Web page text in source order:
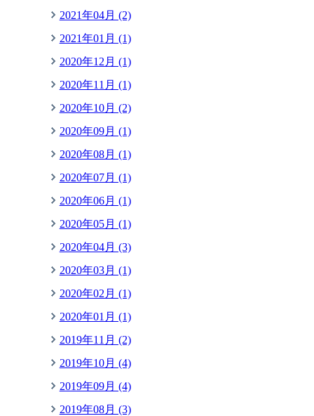
2021年04月 (2)
2021年01月 (1)
2020年12月 (1)
2020年11月 (1)
2020年10月 (2)
2020年09月 (1)
2020年08月 (1)
2020年07月 (1)
2020年06月 (1)
2020年05月 (1)
2020年04月 (3)
2020年03月 (1)
2020年02月 (1)
2020年01月 (1)
2019年11月 (2)
2019年10月 (4)
2019年09月 (4)
2019年08月 (3)